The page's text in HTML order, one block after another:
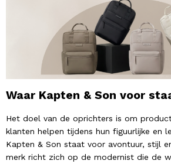
Waar Kapten & Son voor
Het doel van de oprichters is om
klanten helpen tijdens hun figuurlijke en
Kapten & Son staat voor avontuur, stijl
merk richt zich op de modernist die de